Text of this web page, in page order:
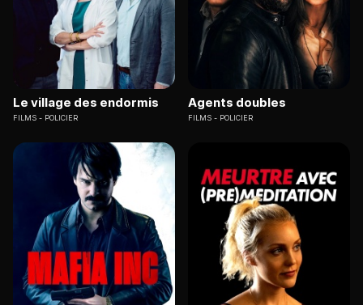
Le village des endormis
FILMS POLICIER
Agents doubles
FILMS POLICIER